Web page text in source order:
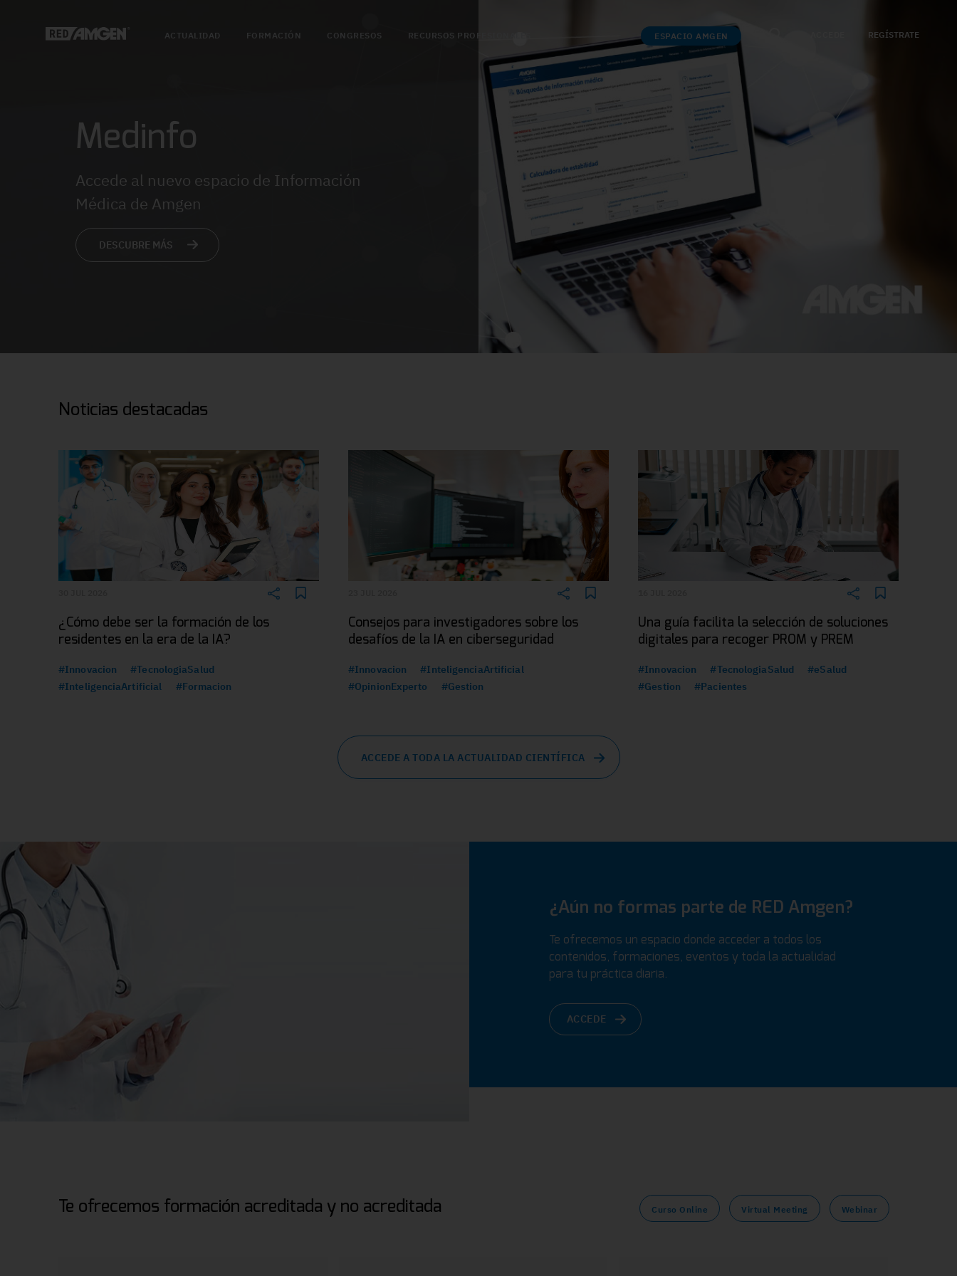
ACTUALIDAD FORMACIÓN CONGRESOS RECURSOS PROFESIONALES ESPACIO AMGEN REGÍSTRATE
Medinfo
Accede al nuevo espacio de Información
Médica de Amgen
DESCUBRE MÁS
Noticias destacadas
¿Cómo debe ser la formación de los
residentes en la era de la IA?
#Innovacion
#TecnologiaSalud
#InteligenciaArtificial
#Formacion
Consejos para investigadores sobre los
desafíos de la IA en ciberseguridad
#Innovacion
#InteligenciaArtificial
#OpinionExperto
#Gestion
Una guía facilita la selección de soluciones
digitales para recoger PROM y PREM
#Innovacion #TecnologiaSalud
#eSalud
#Gestion
#Pacientes
ACCEDE A TODA LA ACTUALIDAD CIENTÍFICA
¿Aún no formas parte de RED Amgen?
Te ofrecemos un espacio donde acceder a todos los
contenidos, formaciones, eventos y toda la actualidad
para tu práctica diaria.
ACCEDE
Te ofrecemos formación acreditada y no acreditada Curso Online Virtual Meeting Webinar